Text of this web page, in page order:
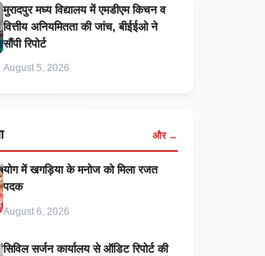
मुरादपुर मध्य विद्यालय में एमडीएम किचन व
वित्तीय अनियमितता की जांच, बीईईओ ने
सौंपी रिपोर्ट
August 5, 2026
और →
​योग में खगड़िया के मनोज को मिला रजत
पदक
August 6, 2026
सिविल सर्जन कार्यालय से ऑडिट रिपोर्ट की